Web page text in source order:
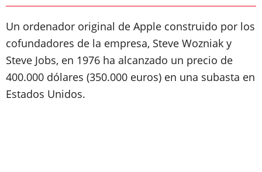
Un ordenador original de Apple construido por los
cofundadores de la empresa, Steve Wozniak y
Steve Jobs, en 1976 ha alcanzado un precio de
400.000 dólares (350.000 euros) en una subasta en
Estados Unidos.